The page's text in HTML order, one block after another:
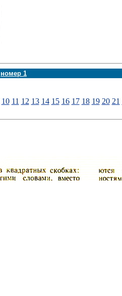
номер 1
10 11 12 13 14 15 16 17 18 19 20 21